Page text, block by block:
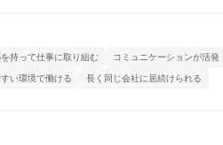
持って仕事に取り組む コミュニケーションが活発
い環境で働ける 長く同じ会社に居続けられる